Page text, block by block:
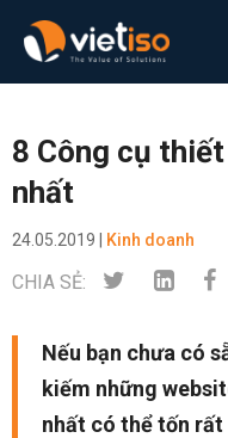
8 Công cụ
nhất
24.05.2019 | Kinh doanh
CHIA SẺ:
Nếu bạn chưa có
kiếm những
nhất có thể tốn